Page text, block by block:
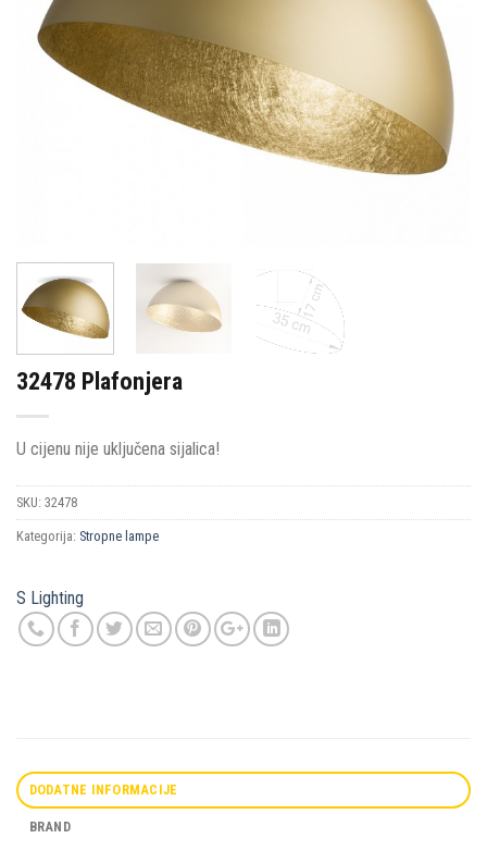
32478 Plafonjera
U cijenu nije uključena sijalica!
SKU: 32478
Kategorija: Stropne lampe
S Lighting
DODATNE INFORMACIJE
BRAND